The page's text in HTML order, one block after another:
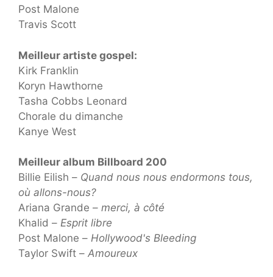
Post Malone
Travis Scott
Meilleur artiste gospel:
Kirk Franklin
Koryn Hawthorne
Tasha Cobbs Leonard
Chorale du dimanche
Kanye West
Meilleur album Billboard 200
Billie Eilish – Quand nous nous endormons tous,
où allons-nous?
Ariana Grande – merci, à côté
Khalid – Esprit libre
Post Malone – Hollywood's Bleeding
Taylor Swift – Amoureux